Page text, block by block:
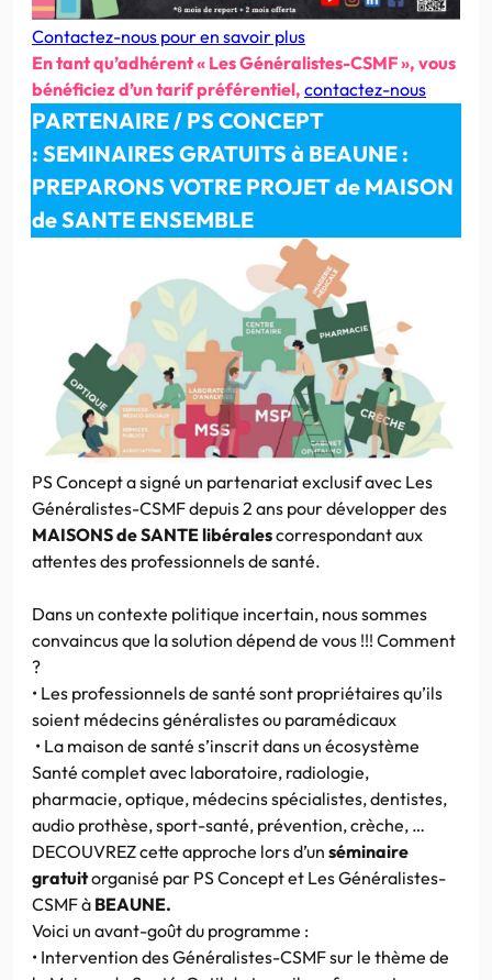
Contactez-nous pour en savoir plus
En tant qu’adhérent « Les Généralistes-CSMF », vous
bénéficiez d’un tarif préférentiel, contactez-nous
PARTENAIRE / PS CONCEPT
: SEMINAIRES GRATUITS à BEAUNE :
PREPARONS VOTRE PROJET de MAISON
de SANTE ENSEMBLE
PS Concept a signé un partenariat exclusif avec Les
Généralistes-CSMF depuis 2 ans pour développer des
MAISONS de SANTE libéralescorrespondant aux
attentes des professionnels de santé.
Dans un contexte politique incertain, nous sommes
convaincus que la solution dépend de vous !!! Comment
?
• Les professionnels de santé sont propriétaires qu’ils
soient médecins généralistes ou paramédicaux
• La maison de santé s’inscrit dans un écosystème
Santé complet avec laboratoire, radiologie,
pharmacie, optique, médecins spécialistes, dentistes,
audio prothèse, sport-santé, prévention, crèche, …
DECOUVREZ cette approche lors d’un séminaire
gratuitorganisé par PS Concept et Les Généralistes-
CSMF à BEAUNE.
Voici un avant-goût du programme :
• Intervention des Généralistes-CSMF sur le thème de